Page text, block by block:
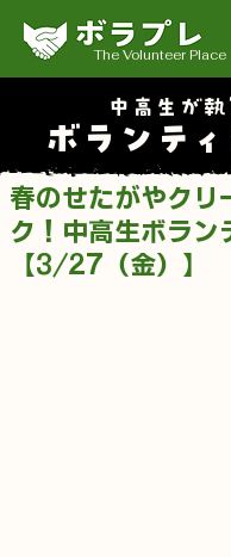
The Volunteer Place
中高生が執
ボランテ
春のせたがやクリ
ク！中高生ボラン
【3/27（金）】